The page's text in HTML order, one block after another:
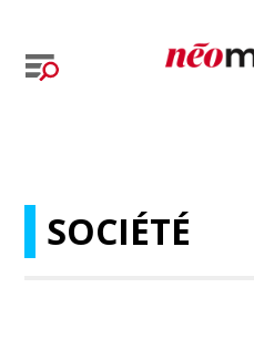
SOCIÉTÉ